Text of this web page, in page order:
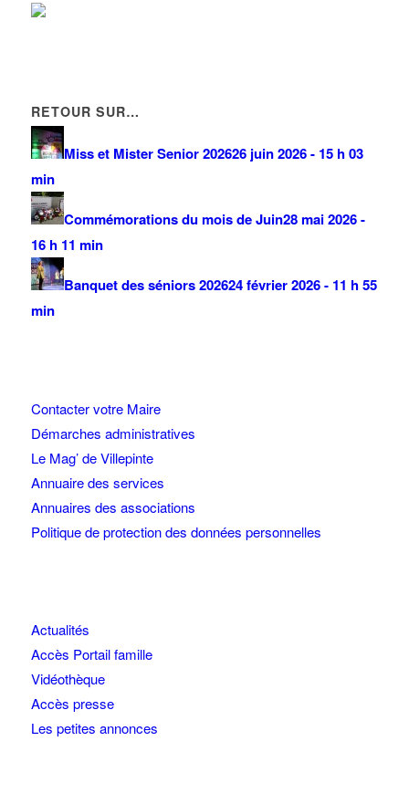
RETOUR SUR…
Miss et Mister Senior 202626 juin 2026 - 15 h 03
min
Commémorations du mois de Juin28 mai 2026 -
16 h 11 min
Banquet des séniors 202624 février 2026 - 11 h 55
min
Contacter votre Maire
Démarches administratives
Le Mag’ de Villepinte
Annuaire des services
Annuaires des associations
Politique de protection des données personnelles
Actualités
Accès Portail famille
Vidéothèque
Accès presse
Les petites annonces